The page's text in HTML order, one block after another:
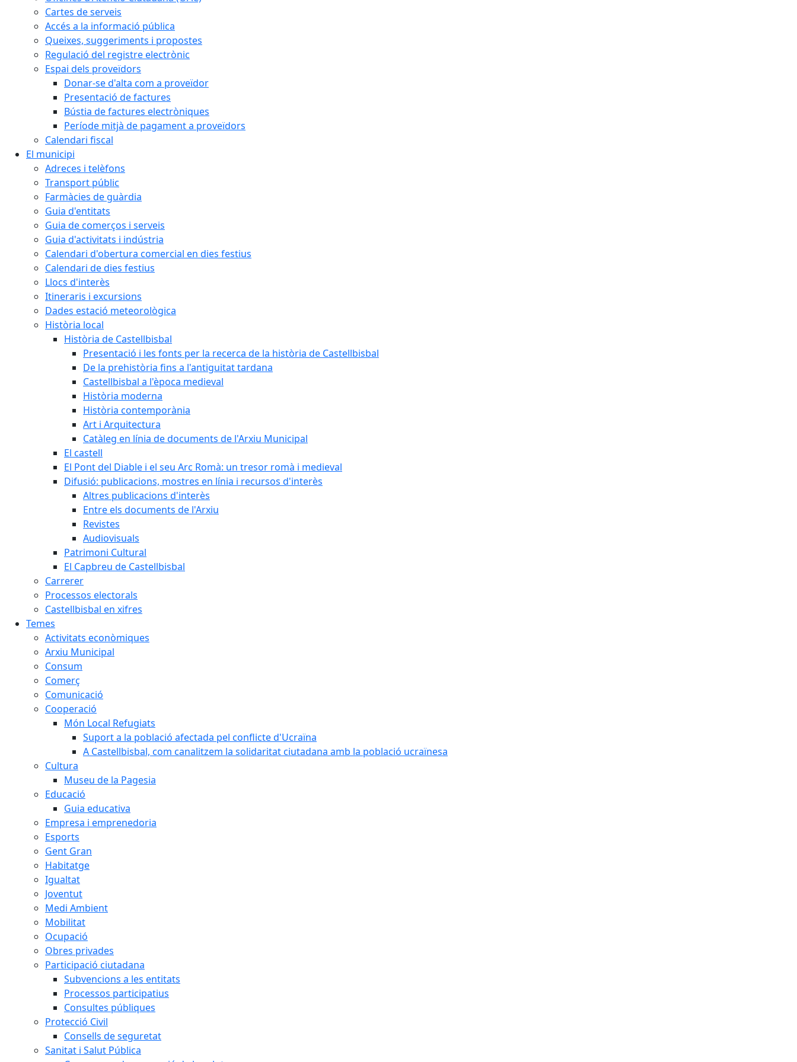
Cartes de serveis
Accés a la informació pública
Queixes, suggeriments i propostes
Regulació del registre electrònic
Espai dels proveïdors
Donar-se d'alta com a proveïdor
Presentació de factures
Bústia de factures electròniques
Període mitjà de pagament a proveïdors
Calendari fiscal
El municipi
Adreces i telèfons
Transport públic
Farmàcies de guàrdia
Guia d'entitats
Guia de comerços i serveis
Guia d'activitats i indústria
Calendari d'obertura comercial en dies festius
Calendari de dies festius
Llocs d'interès
Itineraris i excursions
Dades estació meteorològica
Història local
Història de Castellbisbal
Presentació i les fonts per la recerca de la història de Castellbisbal
De la prehistòria fins a l'antiguitat tardana
Castellbisbal a l'època medieval
Història moderna
Història contemporània
Art i Arquitectura
Catàleg en línia de documents de l'Arxiu Municipal
El castell
El Pont del Diable i el seu Arc Romà: un tresor romà i medieval
Difusió: publicacions, mostres en línia i recursos d'interès
Altres publicacions d'interès
Entre els documents de l'Arxiu
Revistes
Audiovisuals
Patrimoni Cultural
El Capbreu de Castellbisbal
Carrerer
Processos electorals
Castellbisbal en xifres
Temes
Activitats econòmiques
Arxiu Municipal
Consum
Comerç
Comunicació
Cooperació
Món Local Refugiats
Suport a la població afectada pel conflicte d'Ucraïna
A Castellbisbal, com canalitzem la solidaritat ciutadana amb la població ucraïnesa
Cultura
Museu de la Pagesia
Educació
Guia educativa
Empresa i emprenedoria
Esports
Gent Gran
Habitatge
Igualtat
Joventut
Medi Ambient
Mobilitat
Ocupació
Obres privades
Participació ciutadana
Subvencions a les entitats
Processos participatius
Consultes públiques
Protecció Civil
Consells de seguretat
Sanitat i Salut Pública